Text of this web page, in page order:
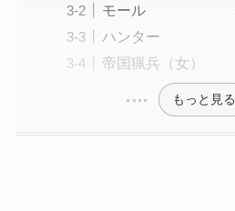
モール
ハンター
帝国猟兵（女）
もっと見る